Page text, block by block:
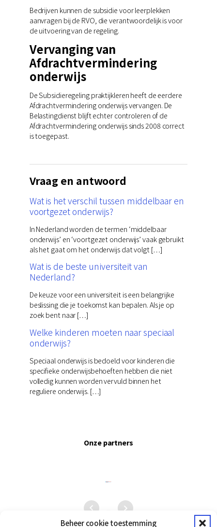
Beheer cookie toestemming
Bedrijven kunnen de subsidie voor leerplekken
aanvragen bij de RVO, die verantwoordelijk is voor
de uitvoering van de regeling.
Vervanging van
Afdrachtvermindering
onderwijs
De Subsidieregeling praktijkleren heeft de eerdere
Afdrachtvermindering onderwijs vervangen. De
Belastingdienst blijft echter controleren of de
Afdrachtvermindering onderwijs sinds 2008 correct
is toegepast.
Vraag en antwoord
Wat is het verschil tussen middelbaar en
voortgezet onderwijs?
In Nederland worden de termen ‘middelbaar
onderwijs’ en ‘voortgezet onderwijs’ vaak gebruikt
als het gaat om het onderwijs dat volgt […]
Wat is de beste universiteit van
Nederland?
De keuze voor een universiteit is een belangrijke
beslissing die je toekomst kan bepalen. Als je op
zoek bent naar […]
Welke kinderen moeten naar speciaal
onderwijs?
Speciaal onderwijs is bedoeld voor kinderen die
specifieke onderwijsbehoeften hebben die niet
volledig kunnen worden vervuld binnen het
reguliere onderwijs. […]
Onze partners